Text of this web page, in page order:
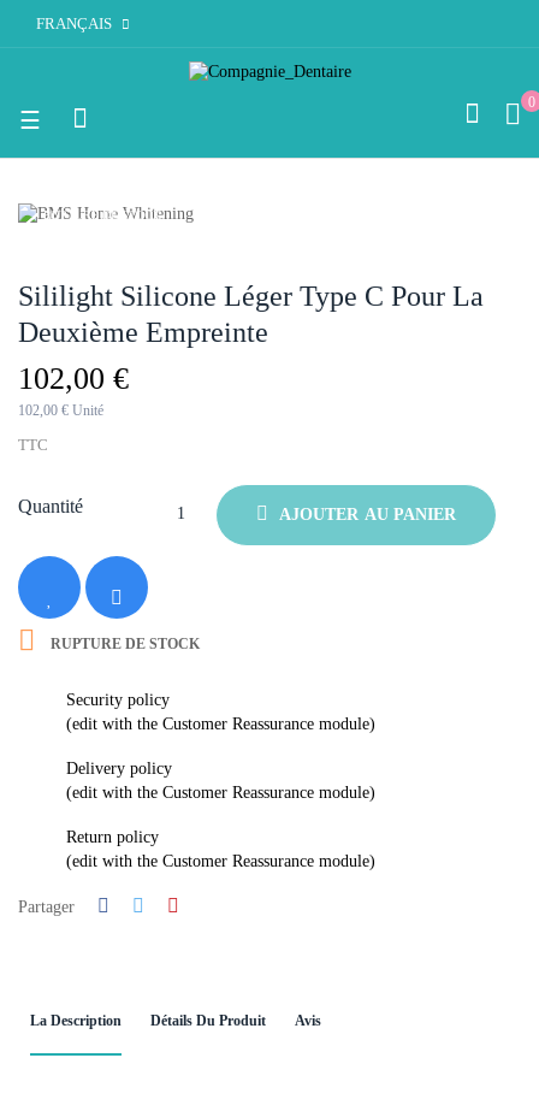
FRANÇAIS
0
Basculer
navigation
☰
RUPTURE DE STOCK
Sililight Silicone Léger Type C Pour La
Deuxième Empreinte
102,00 €
102,00 € Unité
TTC
Quantité AJOUTER AU PANIER
 RUPTURE DE STOCK
Security policy
(edit with the Customer Reassurance module)
Delivery policy
(edit with the Customer Reassurance module)
Return policy
(edit with the Customer Reassurance module)
Partager
La Description Détails Du Produit Avis